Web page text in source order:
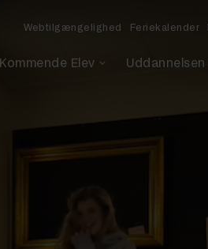
Kommende Elev
Uddannelsen
Webtilgængelighed Feriekalender